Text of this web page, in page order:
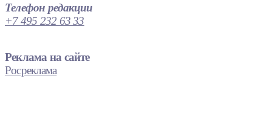
Телефон редакции
+7 495 232 63 33
Реклама на сайте
Росреклама